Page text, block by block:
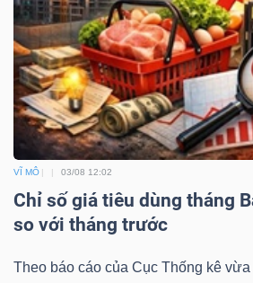
VĨ MÔ 03/08 12:02
Chỉ số giá tiêu dùng tháng
so với tháng trước
Theo báo cáo của Cục Thống kê